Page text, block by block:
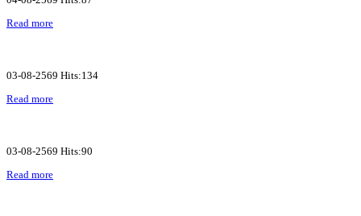
Read more
03-08-2569 Hits:134
Read more
03-08-2569 Hits:90
Read more